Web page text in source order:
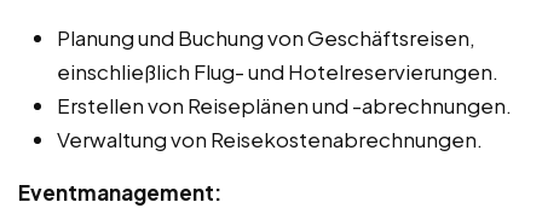
Planung und Buchung von Geschäftsreisen,
einschließlich Flug- und Hotelreservierungen.
Erstellen von Reiseplänen und -abrechnungen.
Verwaltung von Reisekostenabrechnungen.
Eventmanagement: